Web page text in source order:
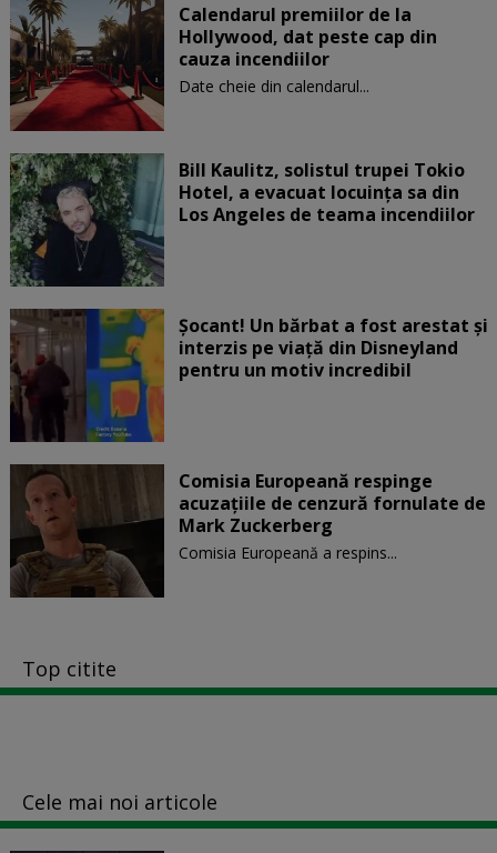
Calendarul premiilor de la
Hollywood, dat peste cap din
cauza incendiilor
Date cheie din calendarul...
Bill Kaulitz, solistul trupei Tokio
Hotel, a evacuat locuinţa sa din
Los Angeles de teama incendiilor
Șocant! Un bărbat a fost arestat și
interzis pe viață din Disneyland
pentru un motiv incredibil
Comisia Europeană respinge
acuzaţiile de cenzură fornulate de
Mark Zuckerberg
Comisia Europeană a respins...
Top citite
Cele mai noi articole